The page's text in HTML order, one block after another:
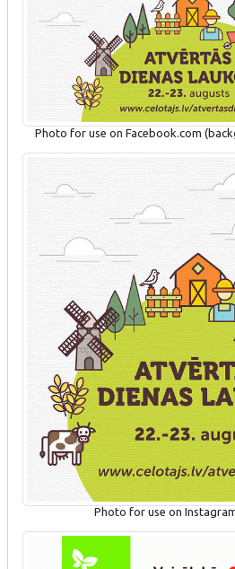
Photo for use on Facebook.com
Photo for use on